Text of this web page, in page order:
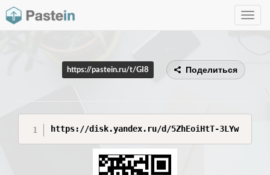
Toggle
https://pastein.ru/t/GI8 Поделиться
https://disk.yandex.ru/d/5ZhEoiHtT-3LYw